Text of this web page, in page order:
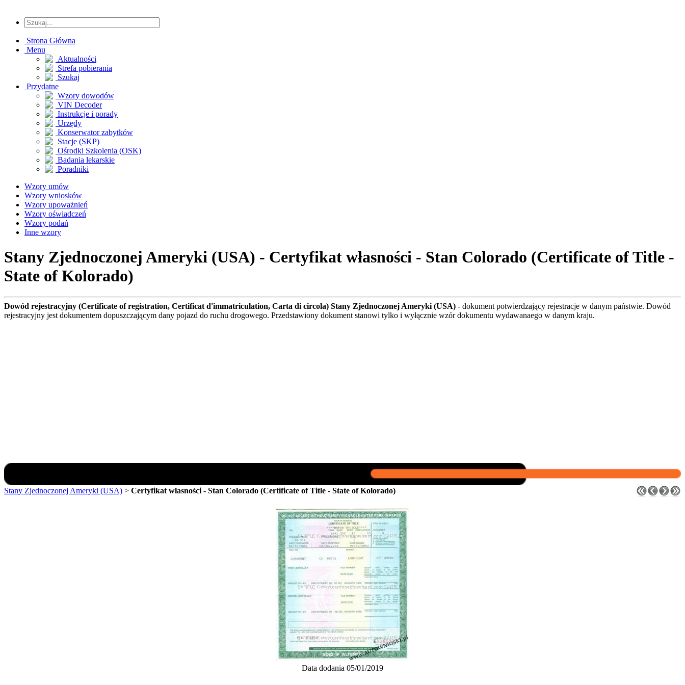
Strona Główna
Menu
Aktualności
Strefa pobierania
Szukaj
Przydatne
Wzory dowodów
VIN Decoder
Instrukcje i porady
Urzędy
Konserwator zabytków
Stacje (SKP)
Ośrodki Szkolenia (OSK)
Badania lekarskie
Poradniki
Wzory umów
Wzory wniosków
Wzory upoważnień
Wzory oświadczeń
Wzory podań
Inne wzory
Stany Zjednoczonej Ameryki (USA) - Certyfikat własności - Stan Colorado (Certificate of Title -
State of Kolorado)
Dowód rejestracyjny (Certificate of registration, Certificat d'immatriculation, Carta di circola) Stany Zjednoczonej Ameryki (USA) - dokument potwierdzający rejestracje w danym państwie. Dowód
rejestracyjny jest dokumentem dopuszczającym dany pojazd do ruchu drogowego. Przedstawiony dokument stanowi tylko i wyłącznie wzór dokumentu wydawanaego w danym kraju.
Stany Zjednoczonej Ameryki (USA) > Certyfikat własności - Stan Colorado (Certificate of Title - State of Kolorado)
Data dodania 05/01/2019